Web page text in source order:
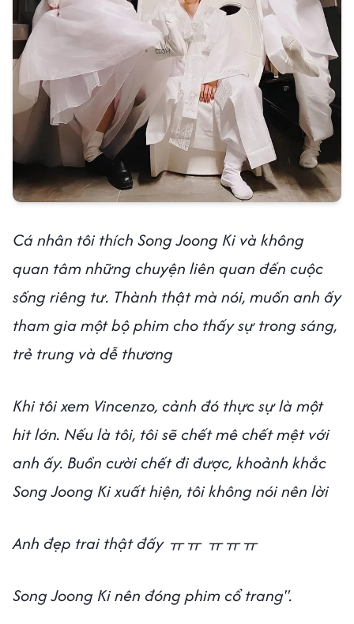
Cá nhân tôi thích Song Joong Ki và không
quan tâm những chuyện liên quan đến cuộc
sống riêng tư. Thành thật mà nói, muốn anh ấy
tham gia một bộ phim cho thấy sự trong sáng,
trẻ trung và dễ thương
Khi tôi xem Vincenzo, cảnh đó thực sự là một
hit lớn. Nếu là tôi, tôi sẽ chết mê chết mệt với
anh ấy. Buồn cười chết đi được, khoảnh khắc
Song Joong Ki xuất hiện, tôi không nói nên lời
Anh đẹp trai thật đấy ㅠㅠ ㅠㅠㅠ
Song Joong Ki nên đóng phim cổ trang".